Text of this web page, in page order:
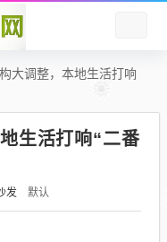
大调整，本地生活打响
生活打响“二番
发 默认